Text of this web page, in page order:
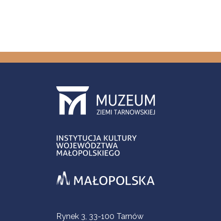
Informacje kontaktowe
Rynek 3, 33-100 Tarnów